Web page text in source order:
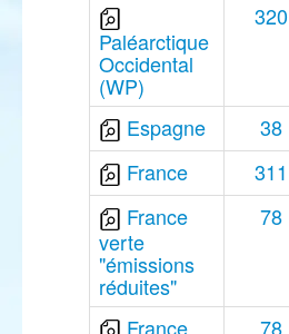
Paléarctique
Occidental
(WP)
320
Espagne 38
France
311
France
verte
"émissions
réduites"
78
France
78